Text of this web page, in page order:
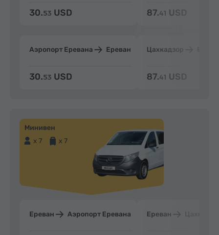
30.53 USD
Аэропорт Еревана Ереван
30.53 USD
87.41 USD
Цахкадзор
87.41 USD
Минивен
x 7
x 7
Ереван Аэропорт Еревана Ереван